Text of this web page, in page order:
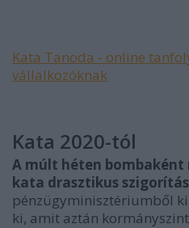
Kata Tanoda - online
vállalkozóknak
Kata 2020-tól
A múlt héten bombaként
kata drasztikus
pénzügyminisztériumből
ki, amit aztán